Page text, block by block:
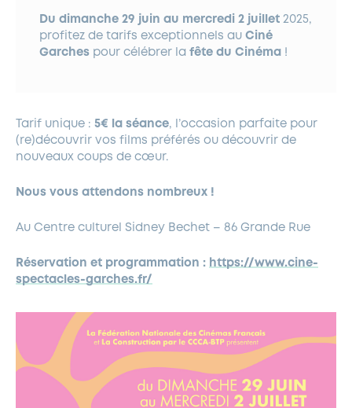
Du dimanche 29 juin au mercredi 2 juillet 2025,
profitez de tarifs exceptionnels au Ciné
Garches pour célébrer la fête du Cinéma !
Tarif unique : 5€ la séance, l’occasion parfaite pour
(re)découvrir vos films préférés ou découvrir de
nouveaux coups de cœur.
Nous vous attendons nombreux !
Au Centre culturel Sidney Bechet – 86 Grande Rue
Réservation et programmation : https://www.cine-
spectacles-garches.fr/